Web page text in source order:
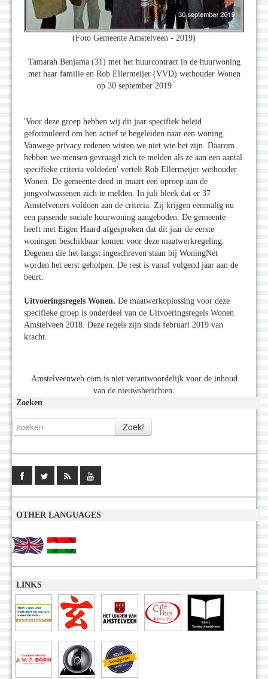
(Foto Gemeente Amstelveen - 2019)
Tamarah Benjama (31) met het huurcontract in de huurwoning
met haar familie en Rob Ellermeijer (VVD) wethouder Wonen
op 30 september 2019
'Voor deze groep hebben wij dit jaar specifiek beleid
geformuleerd om hen actief te begeleiden naar een woning.
Vanwege privacy redenen wisten we niet wie het zijn. Daarom
hebben we mensen gevraagd zich te melden als ze aan een aantal
specifieke criteria voldeden' vertelt Rob Ellermeijer wethouder
Wonen. De gemeente deed in maart een oproep aan de
jongvolwassenen zich te melden. In juli bleek dat er 37
Amstelveners voldoen aan de criteria. Zij krijgen eenmalig nu
een passende sociale huurwoning aangeboden. De gemeente
heeft met Eigen Haard afgesproken dat dit jaar de eerste
woningen beschikbaar komen voor deze maatwerkregeling.
Degenen die het langst ingeschreven staan bij WoningNet
worden het eerst geholpen. De rest is vanaf volgend jaar aan de
beurt.
Uitvoeringsregels Wonen. De maatwerkoplossing voor deze
specifieke groep is onderdeel van de Uitvoeringsregels Wonen
Amstelveen 2018. Deze regels zijn sinds februari 2019 van
kracht.
Amstelveenweb.com is niet verantwoordelijk voor de inhoud
van de nieuwsberichten.
Zoeken
OTHER LANGUAGES
LINKS